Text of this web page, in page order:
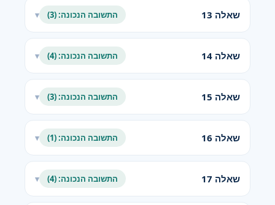
שאלה 13 התשובה הנכונה: (3) ▾
שאלה 14 התשובה הנכונה: (4) ▾
שאלה 15 התשובה הנכונה: (3) ▾
שאלה 16 התשובה הנכונה: (1) ▾
שאלה 17 התשובה הנכונה: (4) ▾